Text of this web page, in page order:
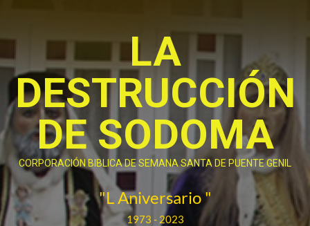
contenido
LA
DESTRUCCIÓN
DE SODOMA
CORPORACIÓN BIBLICA DE SEMANA SANTA DE PUENTE GENIL
"L Aniversario "
1973 - 2023